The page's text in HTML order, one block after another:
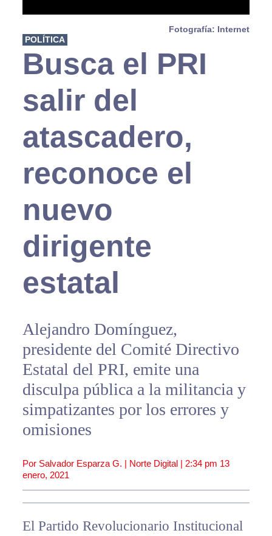
Fotografía: Internet
POLÍTICA
Busca el PRI
salir del
atascadero,
reconoce el
nuevo
dirigente
estatal
Alejandro Domínguez,
presidente del Comité Directivo
Estatal del PRI, emite una
disculpa pública a la militancia y
simpatizantes por los errores y
omisiones
Por Salvador Esparza G. | Norte Digital | 2:34 pm 13
enero, 2021
El Partido Revolucionario Institucional